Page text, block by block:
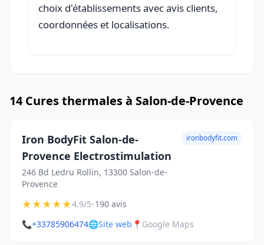
choix d'établissements avec avis clients,
coordonnées et localisations.
14 Cures thermales à Salon-de-Provence
Iron BodyFit Salon-de-
Provence Electrostimulation
246 Bd Ledru Rollin, 13300 Salon-de-
Provence
ironbodyfit.com
★★★★★4.9/5•190 avis
📞+33785906474🌐Site web 📍 Google Maps